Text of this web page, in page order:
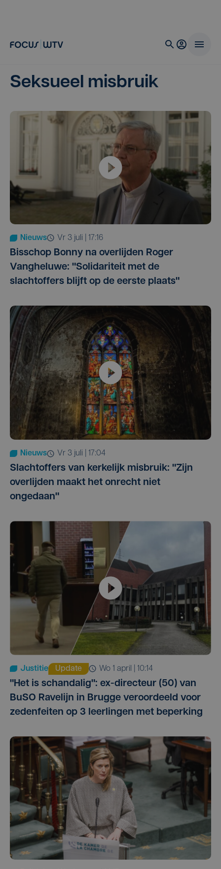
Seksueel misbruik
Nieuws vr 3 juli | 17:16
Bisschop Bonny na overlijden Roger
Vangheluwe: "Solidariteit met de
slachtoffers blijft op de eerste plaats"
Nieuws vr 3 juli | 17:04
Slachtoffers van kerkelijk misbruik: "Zijn
overlijden maakt het onrecht niet
ongedaan"
Justitie Update wo 1 april | 10:14
"Het is schandalig": ex-directeur (50) van
BuSO Ravelijn in Brugge veroordeeld voor
zedenfeiten op 3 leerlingen met beperking